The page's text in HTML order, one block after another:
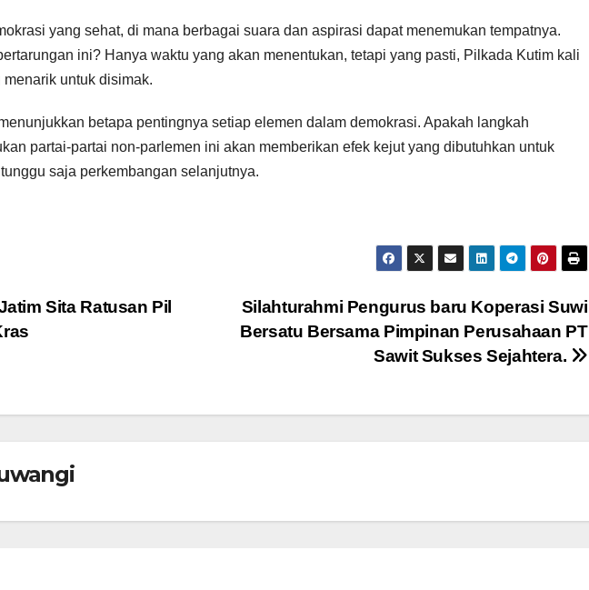
yang sehat, di mana berbagai suara dan aspirasi dapat menemukan tempatnya.
ini? Hanya waktu yang akan menentukan, tetapi yang pasti, Pilkada Kutim kali
untuk disimak.
betapa pentingnya setiap elemen dalam demokrasi. Apakah langkah
partai-partai non-parlemen ini akan memberikan efek kejut yang dibutuhkan untuk
saja perkembangan selanjutnya.
Silahturahmi Pengurus baru Koperasi Suwi
Bersatu Bersama Pimpinan Perusahaan PT
Sawit Sukses Sejahtera.
Sita Ratusan Pil